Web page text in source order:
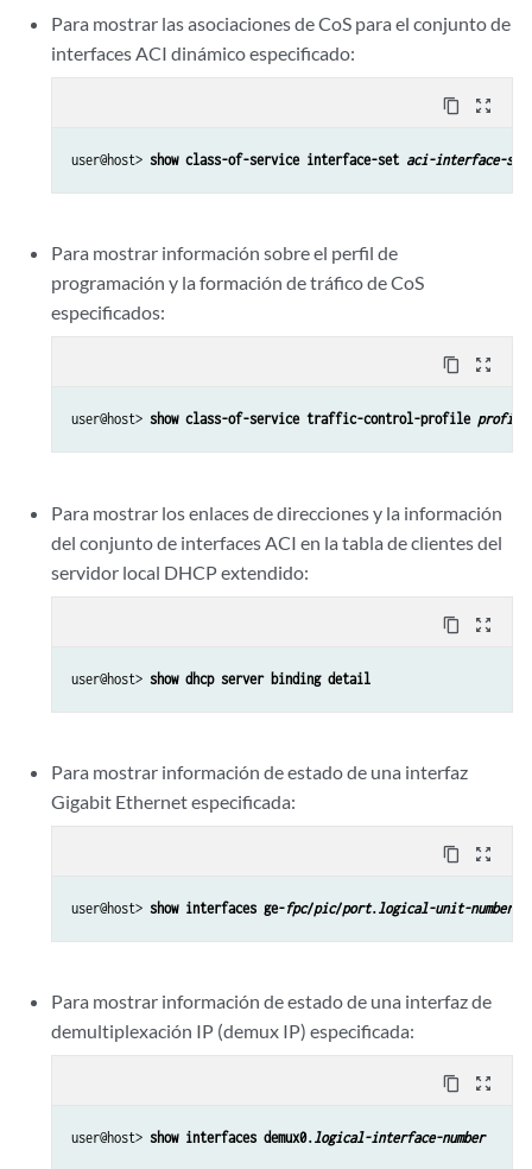
Para mostrar las asociaciones de CoS para el conjunto de
interfaces ACI dinámico especificado:
content_copy zoom_out_map
user@host> show class-of-service interface-set aci-interface-set-
Para mostrar información sobre el perfil de
programación y la formación de tráfico de CoS
especificados:
content_copy zoom_out_map
user@host> show class-of-service traffic-control-profile profile-
Para mostrar los enlaces de direcciones y la información
del conjunto de interfaces ACI en la tabla de clientes del
servidor local DHCP extendido:
content_copy zoom_out_map
user@host> show dhcp server binding detail
Para mostrar información de estado de una interfaz
Gigabit Ethernet especificada:
content_copy zoom_out_map
user@host> show interfaces ge-fpc/pic/port.logical-unit-number
Para mostrar información de estado de una interfaz de
demultiplexación IP (demux IP) especificada:
content_copy zoom_out_map
user@host> show interfaces demux0.logical-interface-number